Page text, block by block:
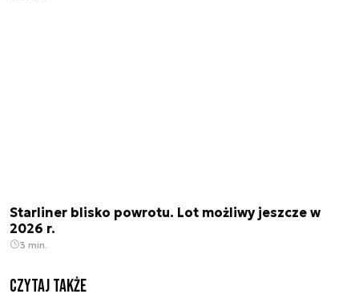
Starliner blisko powrotu. Lot możliwy jeszcze w
2026 r.
3 min.
Czytaj także